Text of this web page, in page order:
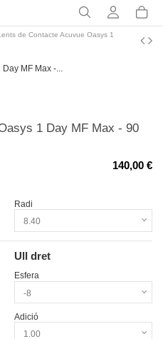
de Contacte Acuvue Oasys 1
1 Day MF Max - 90
140,00 €
Radi
Ull dret
Esfera
Adició